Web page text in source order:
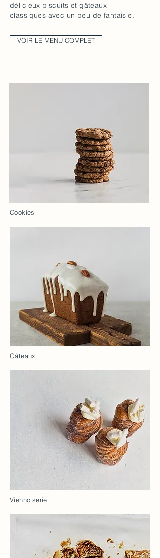
délicieux biscuits et gâteaux
classiques avec un peu de fantaisie.
VOIR LE MENU COMPLET
Cookies
Gâteaux
Viennoiserie